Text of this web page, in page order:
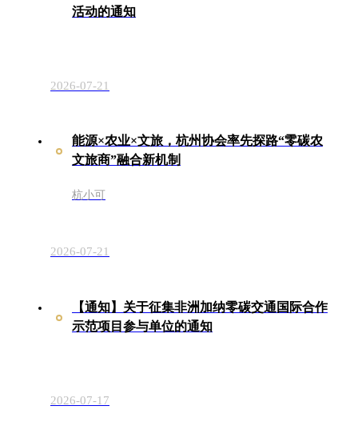
活动的通知
2026-07-21
能源×农业×文旅，杭州协会率先探路“零碳农
文旅商”融合新机制
杭小可
2026-07-21
【通知】关于征集非洲加纳零碳交通国际合作
示范项目参与单位的通知
2026-07-17